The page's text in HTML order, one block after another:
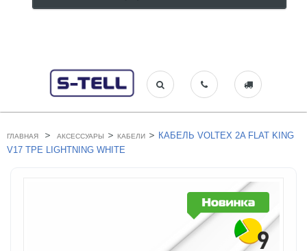
ГЛАВНАЯ > АКСЕССУАРЫ > КАБЕЛИ > КАБЕЛЬ VOLTEX 2A FLAT KING
V17 TPE LIGHTNING WHITE